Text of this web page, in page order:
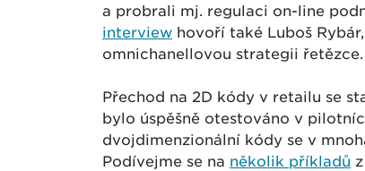
a probrali mj. regulaci on-line
interview hovoří také Luboš
omnichanellovou strategii řetězce.
Přechod na 2D kódy v retailu se
bylo úspěšně otestováno v
dvojdimenzionální kódy se v
Podívejme se na několik příkladů